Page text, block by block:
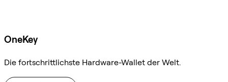
OneKey
Die fortschrittlichste Hardware-Wallet der Welt.